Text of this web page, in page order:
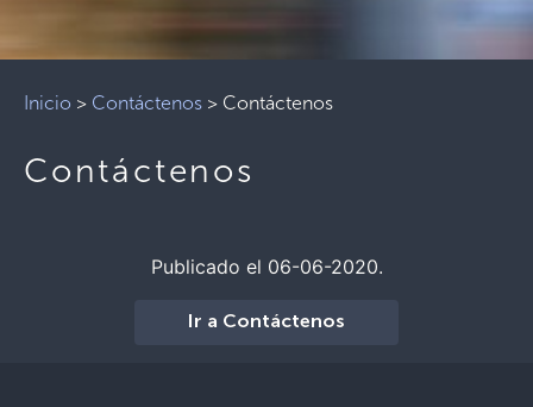
Inicio > Contáctenos > Contáctenos
Contáctenos
Publicado el 06-06-2020.
Ir a Contáctenos